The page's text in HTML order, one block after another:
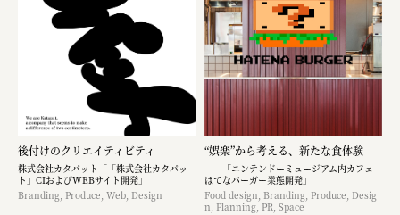
後付けのクリエイティビティ
株式会社カタパット「「株式会社カタパッ
ト」CIおよびWEBサイト開発」
Branding, Produce, Web, Design
“娯楽”から考える、新たな食体験
「ニンテンドーミュージアム内カフェ
はてなバーガー業態開発」
Food design, Branding, Produce, Desig
n, Planning, PR, Space